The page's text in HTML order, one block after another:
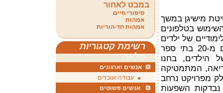
מישיגן במשך
בטלפונים
של ילדים
בני 12. במחקר השתתפו תלמידים מ-20 בתי ספר
הילדים, בחנו
המתמטיקה
מפרויקט נרחב
נבדקות השפעות
במבט לאחור
סיפורי חיים
אמהות
אמהות חד-הוריות
רשימת קטגוריות
מלאה
אנשים וארגונים
עבודה ועובדים
אנשים פשוטים